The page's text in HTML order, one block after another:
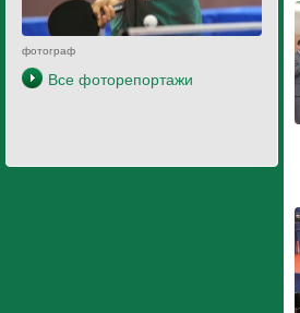
фотограф
Все фоторепортажи